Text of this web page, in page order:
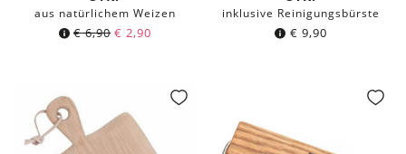
aus natürlichem Weizen
€6,90 Ursprünglicher
€ 2,90
€ 2,90.
inklusive Reinigungsbürste
€ 9,90